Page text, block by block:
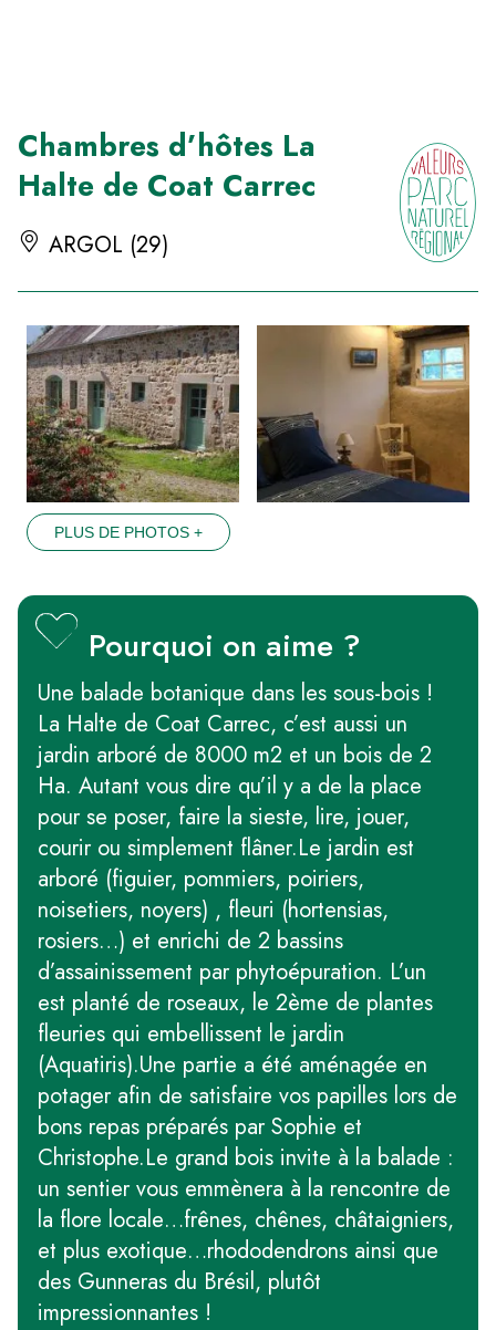
Chambres d’hôtes La
Halte de Coat Carrec
ARGOL (29)
PLUS DE PHOTOS +
Pourquoi on aime ?
Une balade botanique dans les sous-bois !
La Halte de Coat Carrec, c’est aussi un
jardin arboré de 8000 m2 et un bois de 2
Ha. Autant vous dire qu’il y a de la place
pour se poser, faire la sieste, lire, jouer,
courir ou simplement flâner.Le jardin est
arboré (figuier, pommiers, poiriers,
noisetiers, noyers) , fleuri (hortensias,
rosiers…) et enrichi de 2 bassins
d’assainissement par phytoépuration. L’un
est planté de roseaux, le 2ème de plantes
fleuries qui embellissent le jardin
(Aquatiris).Une partie a été aménagée en
potager afin de satisfaire vos papilles lors de
bons repas préparés par Sophie et
Christophe.Le grand bois invite à la balade :
un sentier vous emmènera à la rencontre de
la flore locale…frênes, chênes, châtaigniers,
et plus exotique…rhododendrons ainsi que
des Gunneras du Brésil, plutôt
impressionnantes !